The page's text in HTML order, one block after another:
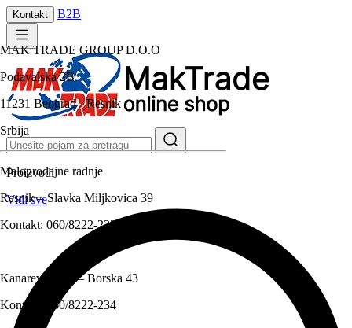
Kontakt
MAK TRADE GROUP D.O.O
Podavalska 2B
11231 Beograd - Resnik
Srbija
Maloprodajne radnje
Resnik – Slavka Miljkovica 39
Kontakt: 060/8222-233
Kanarevo brdo – Borska 43
Kontakt:
060/8222-234
B2B
Proizvodi
Vidi sve